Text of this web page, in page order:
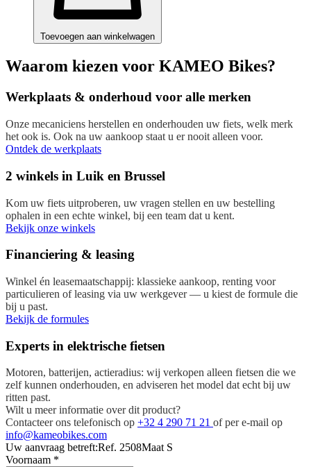
Toevoegen aan winkelwagen
Waarom kiezen voor KAMEO Bikes?
Werkplaats & onderhoud voor alle merken
Onze mecaniciens herstellen en onderhouden uw fiets, welk merk
het ook is. Ook na uw aankoop staat u er nooit alleen voor.
Ontdek de werkplaats
2 winkels in Luik en Brussel
Kom uw fiets uitproberen, uw vragen stellen en uw bestelling
ophalen in een echte winkel, bij een team dat u kent.
Bekijk onze winkels
Financiering & leasing
Winkel én leasemaatschappij: klassieke aankoop, renting voor
particulieren of leasing via uw werkgever — u kiest de formule die
bij u past.
Bekijk de formules
Experts in elektrische fietsen
Motoren, batterijen, actieradius: wij verkopen alleen fietsen die we
zelf kunnen onderhouden, en adviseren het model dat echt bij uw
ritten past.
Wilt u meer informatie over dit product?
Contacteer ons telefonisch op +32 4 290 71 21 of per e-mail op
info@kameobikes.com
Uw aanvraag betreft:Ref. 2508Maat S
Voornaam *